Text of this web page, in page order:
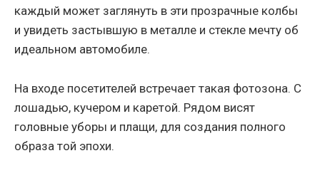
каждый может заглянуть в эти прозрачные колбы
и увидеть застывшую в металле и стекле мечту об
идеальном автомобиле.
На входе посетителей встречает такая фотозона. С
лошадью, кучером и каретой. Рядом висят
головные уборы и плащи, для создания полного
образа той эпохи.